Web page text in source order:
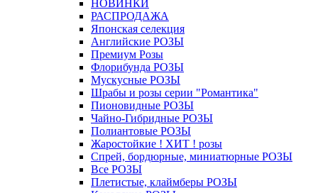
НОВИНКИ
РАСПРОДАЖА
Японская селекция
Английские РОЗЫ
Премиум Розы
Флорибунда РОЗЫ
Мускусные РОЗЫ
Шрабы и розы серии "Романтика"
Пионовидные РОЗЫ
Чайно-Гибридные РОЗЫ
Полиантовые РОЗЫ
Жаростойкие ! ХИТ ! розы
Спрей, бордюрные, миниатюрные РОЗЫ
Все РОЗЫ
Плетистые, клаймберы РОЗЫ